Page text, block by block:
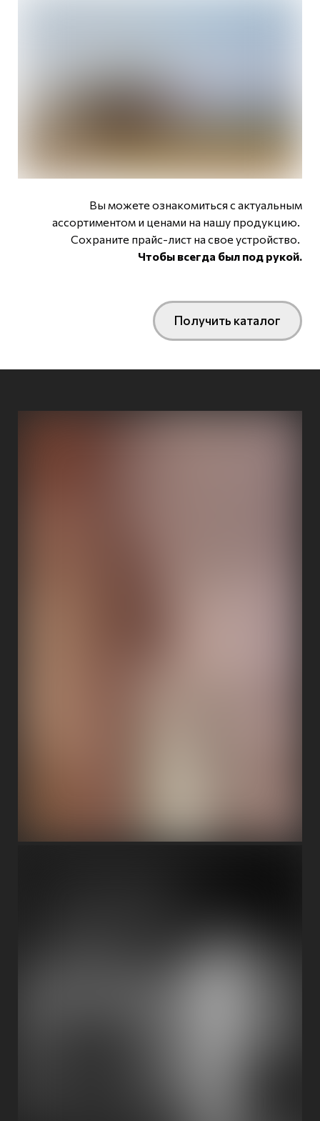
Вы можете ознакомиться с актуальным
ассортиментом и ценами на нашу продукцию.
Сохраните прайс-лист на свое устройство.
Чтобы всегда был под рукой.
Получить каталог